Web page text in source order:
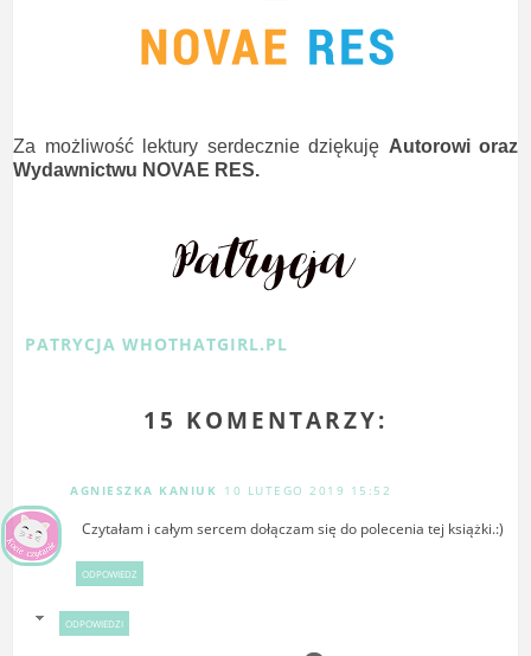
Za możliwość lektury serdecznie dziękuję Autorowi oraz
Wydawnictwu NOVAE RES.
PATRYCJA WHOTHATGIRL.PL
15 KOMENTARZY:
AGNIESZKA KANIUK 10 LUTEGO 2019 15:52
Czytałam i całym sercem dołączam się do polecenia tej książki.:)
ODPOWIEDZ
ODPOWIEDZI